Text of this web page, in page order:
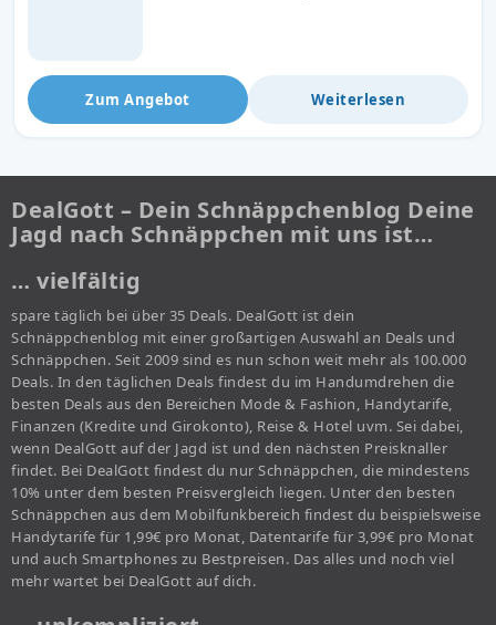
Zum Angebot Weiterlesen
DealGott – Dein Schnäppchenblog Deine
Jagd nach Schnäppchen mit uns ist…
… vielfältig
spare täglich bei über 35 Deals. DealGott ist dein
Schnäppchenblog mit einer großartigen Auswahl an Deals und
Schnäppchen. Seit 2009 sind es nun schon weit mehr als 100.000
Deals. In den täglichen Deals findest du im Handumdrehen die
besten Deals aus den Bereichen Mode & Fashion, Handytarife,
Finanzen (Kredite und Girokonto), Reise & Hotel uvm. Sei dabei,
wenn DealGott auf der Jagd ist und den nächsten Preisknaller
findet. Bei DealGott findest du nur Schnäppchen, die mindestens
10% unter dem besten Preisvergleich liegen. Unter den besten
Schnäppchen aus dem Mobilfunkbereich findest du beispielsweise
Handytarife für 1,99€ pro Monat, Datentarife für 3,99€ pro Monat
und auch Smartphones zu Bestpreisen. Das alles und noch viel
mehr wartet bei DealGott auf dich.